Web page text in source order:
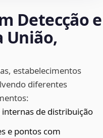
Detecção e
União,
estabelecimentos
diferentes
de distribuição
e pontos com